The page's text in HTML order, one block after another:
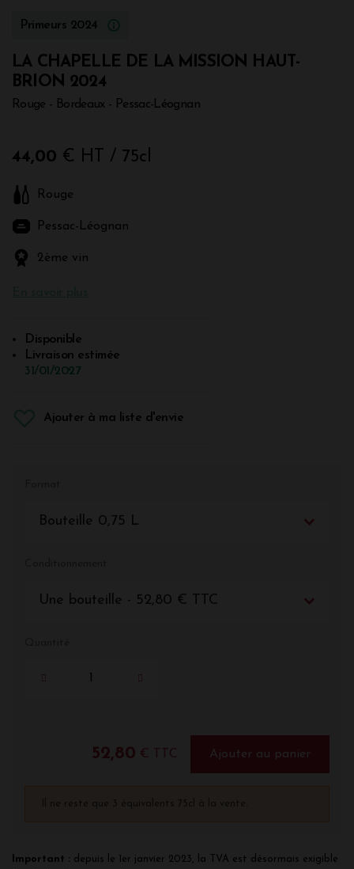
Primeurs 2024
LA CHAPELLE DE LA MISSION HAUT-
BRION 2024
Rouge - Bordeaux - Pessac-Léognan
44,00 € HT / 75cl
Rouge
Pessac-Léognan
2ème vin
Disponible
Livraison estimée
31/01/2027
Ajouter à ma liste d'envie
Bouteille 0,75 L
Une bouteille - 52,80 € TTC
52,80 € TTC Ajouter au panier
Important : depuis le 1er janvier 2023, la TVA est désormais exigible